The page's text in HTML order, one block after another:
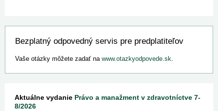
Bezplatný odpovedný servis pre predplatiteľov
Vaše otázky môžete zadať na www.otazkyodpovede.sk.
Aktuálne vydanie Právo a manažment v zdravotníctve 7-
8/2026